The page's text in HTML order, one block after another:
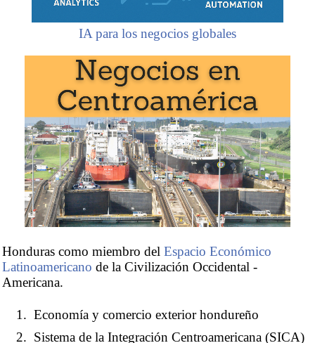
IA para los negocios globales
Honduras como miembro del Espacio Económico
Latinoamericano de la Civilización Occidental -
Americana.
Economía y comercio exterior hondureño
Sistema de la Integración Centroamericana (SICA)